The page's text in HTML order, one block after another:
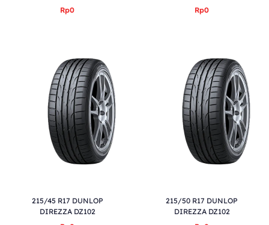
Rp0 Rp0
215/45 R17 DUNLOP
DIREZZA DZ102
215/50 R17 DUNLOP
DIREZZA DZ102